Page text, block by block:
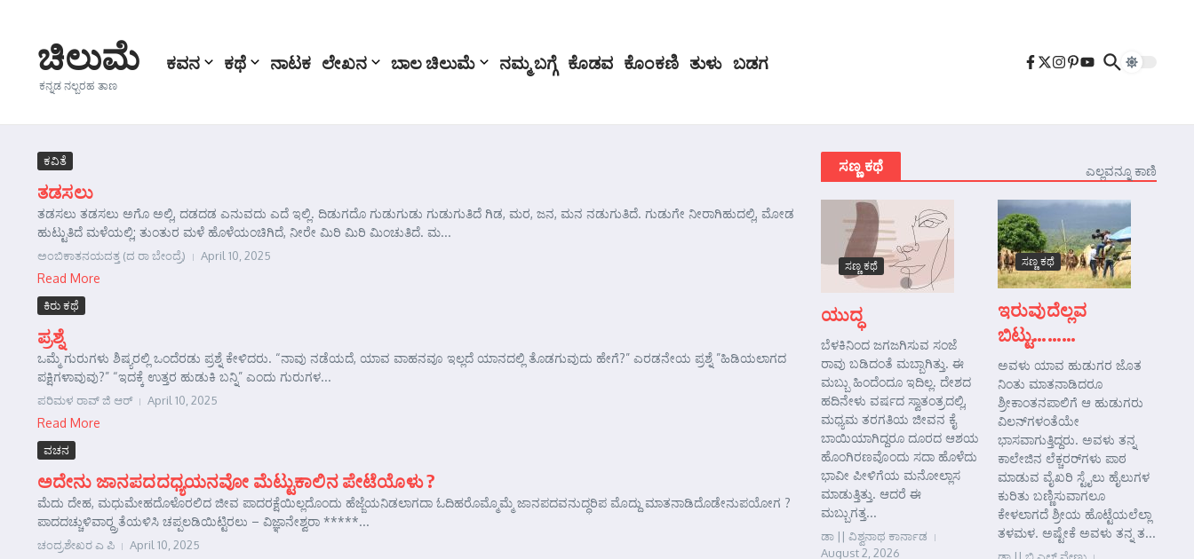
ಚಿಲುಮೆ
ಕನ್ನಡ ನಲ್ಬರಹ ತಾಣ
ಕವನ ಕಥೆ ನಾಟಕ ಲೇಖನ ಬಾಲ ಚಿಲುಮೆ ನಮ್ಮ ಬಗ್ಗೆ ಕೊಡವ ಕೊಂಕಣಿ ತುಳು ಬಡಗ
ಕವಿತೆ
ತಡಸಲು
ತಡಸಲು ತಡಸಲು ಅಗೊ ಅಲ್ಲಿ, ದಡದಡ ಎನುವದು ಎದೆ ಇಲ್ಲಿ. ದಿಡುಗದೊ ಗುಡುಗುಡು ಗುಡುಗುತಿದೆ ಗಿಡ, ಮರ, ಜನ, ಮನ ನಡುಗುತಿದೆ. ಗುಡುಗೇ ನೀರಾಗಿಹುದಲ್ಲಿ, ಮೋಡ
ಹುಟ್ಟುತಿದೆ ಮಳೆಯಲ್ಲಿ; ತುಂತುರ ಮಳೆ ಹೊಳೆಯಂಚಿಗಿದೆ, ನೀರೇ ಮಿರಿ ಮಿರಿ ಮಿಂಚುತಿದೆ. ಮ...
ಅಂಬಿಕಾತನಯದತ್ತ (ದ ರಾ ಬೇಂದ್ರೆ) April 10, 2025
Read More
ಕಿರು ಕಥೆ
ಪ್ರಶ್ನೆ
ಒಮ್ಮೆ ಗುರುಗಳು ಶಿಷ್ಯರಲ್ಲಿ ಒಂದೆರಡು ಪ್ರಶ್ನೆ ಕೇಳಿದರು. “ನಾವು ನಡೆಯದೆ, ಯಾವ ವಾಹನವೂ ಇಲ್ಲದೆ ಯಾನದಲ್ಲಿ ತೊಡಗುವುದು ಹೇಗೆ?” ಎರಡನೇಯ ಪ್ರಶ್ನೆ ”ಹಿಡಿಯಲಾಗದ
ಪಕ್ಷಿಗಳಾವುವು?” “ಇದಕ್ಕೆ ಉತ್ತರ ಹುಡುಕಿ ಬನ್ನಿ” ಎಂದು ಗುರುಗಳ...
ಪರಿಮಳ ರಾವ್ ಜಿ ಆರ್‍ April 10, 2025
Read More
ವಚನ
ಅದೇನು ಜಾನಪದದಧ್ಯಯನವೋ ಮೆಟ್ಟುಕಾಲಿನ ಪೇಟೆಯೊಳು ?
ಮೆದು ದೇಹ, ಮಧುಮೇಹದೊಳೊರಲಿದ ಜೀವ ಪಾದರಕ್ಷೆಯಿಲ್ಲದೊಂದು ಹೆಜ್ಜೆಯನಿಡಲಾಗದಾ ಓದಿಹರೊಮ್ಮೊಮ್ಮೆ ಜಾನಪದವನುದ್ಧರಿಪ ಮೊದ್ದು ಮಾತನಾಡಿದೊಡೇನುಪಯೋಗ ?
ಪಾದದಚ್ಚುಳಿವಾರ್‍ದ್ರತೆಯಳಿಸಿ ಚಪ್ಪಲಡಿಯಿಟ್ಟಿರಲು – ವಿಜ್ಞಾನೇಶ್ವರಾ *****...
ಚಂದ್ರಶೇಖರ ಎ ಪಿ April 10, 2025
ಸಣ್ಣ ಕಥೆ ಎಲ್ಲವನ್ನೂ ಕಾಣಿ
ಸಣ್ಣ ಕಥೆ
ಯುದ್ಧ
ಬೆಳಕಿನಿಂದ ಜಗಜಗಿಸುವ ಸಂಜೆ
ರಾವು ಬಡಿದಂತೆ ಮಬ್ಬಾಗಿತ್ತು. ಈ
ಮಬ್ಬು ಹಿಂದೆಂದೂ ಇದಿಲ್ಲ. ದೇಶದ
ಹದಿನೇಳು ವರ್ಷದ ಸ್ವಾತಂತ್ರದಲ್ಲಿ,
ಮಧ್ಯಮ ತರಗತಿಯ ಜೀವನ ಕೈ
ಬಾಯಿಯಾಗಿದ್ದರೂ ದೂರದ ಆಶಯ
ಹೊಂಗಿರಣವೊಂದು ಸದಾ ಹೊಳೆದು
ಭಾವೀ ಪೀಳಿಗೆಯ ಮನೋಲ್ಲಾಸ
ಮಾಡುತ್ತಿತ್ತು. ಆದರೆ ಈ
ಮಬ್ಬುಗತ್ತ...
ಡಾ || ವಿಶ್ವನಾಥ ಕಾರ್ನಾಡ
August 2, 2026
ಸಣ್ಣ ಕಥೆ
ಇರುವುದೆಲ್ಲವ
ಬಿಟ್ಟು………
ಅವಳು ಯಾವ ಹುಡುಗರ ಜೊತ
ನಿಂತು ಮಾತನಾಡಿದರೂ
ಶ್ರೀಕಾಂತನಪಾಲಿಗೆ ಆ ಹುಡುಗರು
ವಿಲನ್‌ಗಳಂತೆಯೇ
ಭಾಸವಾಗುತ್ತಿದ್ದರು. ಅವಳು ತನ್ನ
ಕಾಲೇಜಿನ ಲೆಕ್ಚರರ್‌ಗಳು ಪಾಠ
ಮಾಡುವ ವೈಖರಿ ಸ್ಟೈಲು ಹೈಲುಗಳ
ಕುರಿತು ಬಣ್ಣಿಸುವಾಗಲೂ
ಕೇಳಲಾಗದೆ ಶ್ರೀಯ ಹೊಟ್ಟೆಯಲೆಲ್ಲಾ
ತಳಮಳ. ಅಷ್ಟೇಕೆ ಅವಳು ತನ್ನ ತ...